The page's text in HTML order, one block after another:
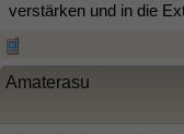
verstärken und in die
Amaterasu